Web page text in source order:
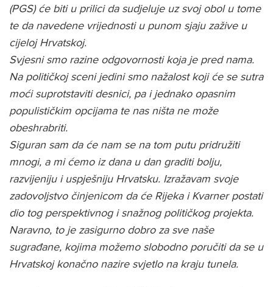
(PGS) će biti u prilici da sudjeluje uz svoj obol u tome
te da navedene vrijednosti u punom sjaju zažive u
cijeloj Hrvatskoj.
Svjesni smo razine odgovornosti koja je pred nama.
Na političkoj sceni jedini smo nažalost koji će se sutra
moći suprotstaviti desnici, pa i jednako opasnim
populističkim opcijama te nas ništa ne može
obeshrabriti.
Siguran sam da će nam se na tom putu pridružiti
mnogi, a mi ćemo iz dana u dan graditi bolju,
razvijeniju i uspješniju Hrvatsku. Izražavam svoje
zadovoljstvo činjenicom da će Rijeka i Kvarner postati
dio tog perspektivnog i snažnog političkog projekta.
Naravno, to je zasigurno dobro za sve naše
sugrađane, kojima možemo slobodno poručiti da se u
Hrvatskoj konačno nazire svjetlo na kraju tunela.